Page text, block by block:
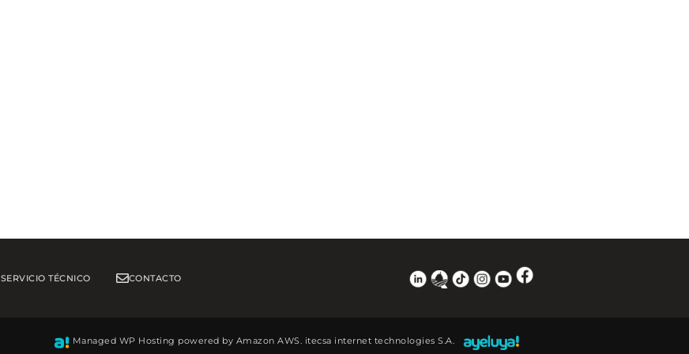
SERVICIO TÉCNICO CONTACTO
Managed WP Hosting powered by Amazon AWS. itecsa internet technologies S.A.